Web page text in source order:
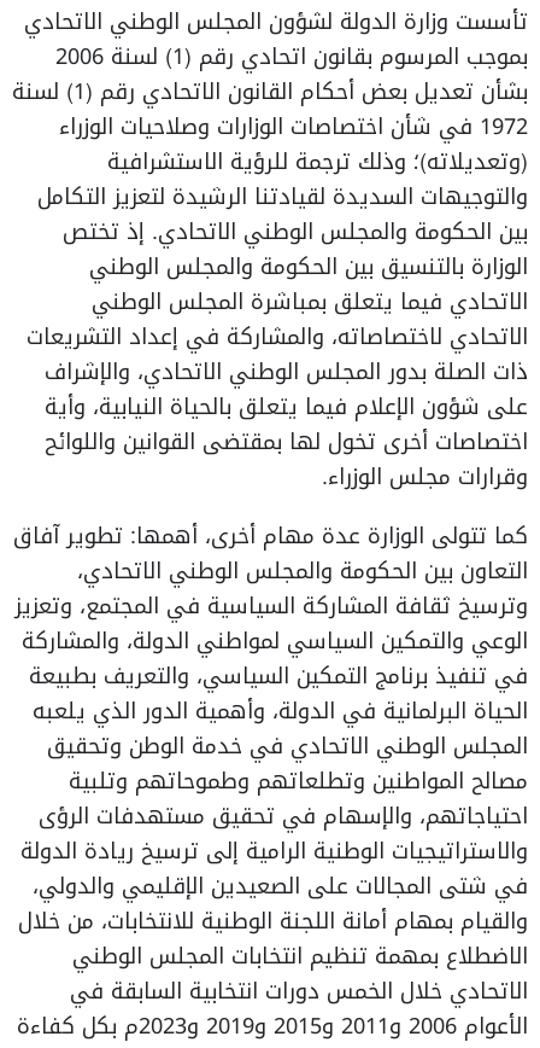
تأسست وزارة الدولة لشؤون المجلس الوطني الاتحادي
بموجب المرسوم بقانون اتحادي رقم (1) لسنة 2006
بشأن تعديل بعض أحكام القانون الاتحادي رقم (1) لسنة
1972 في شأن اختصاصات الوزارات وصلاحيات الوزراء
(وتعديلاته)؛ وذلك ترجمة للرؤية الاستشرافية
والتوجيهات السديدة لقيادتنا الرشيدة لتعزيز التكامل
بين الحكومة والمجلس الوطني الاتحادي. إذ تختص
الوزارة بالتنسيق بين الحكومة والمجلس الوطني
الاتحادي فيما يتعلق بمباشرة المجلس الوطني
الاتحادي لاختصاصاته، والمشاركة في إعداد التشريعات
ذات الصلة بدور المجلس الوطني الاتحادي، والإشراف
على شؤون الإعلام فيما يتعلق بالحياة النيابية، وأية
اختصاصات أخرى تخول لها بمقتضى القوانين واللوائح
وقرارات مجلس الوزراء.
كما تتولى الوزارة عدة مهام أخرى، أهمها: تطوير آفاق
التعاون بين الحكومة والمجلس الوطني الاتحادي،
وترسيخ ثقافة المشاركة السياسية في المجتمع، وتعزيز
الوعي والتمكين السياسي لمواطني الدولة، والمشاركة
في تنفيذ برنامج التمكين السياسي، والتعريف بطبيعة
الحياة البرلمانية في الدولة، وأهمية الدور الذي يلعبه
المجلس الوطني الاتحادي في خدمة الوطن وتحقيق
مصالح المواطنين وتطلعاتهم وطموحاتهم وتلبية
احتياجاتهم، والإسهام في تحقيق مستهدفات الرؤى
والاستراتيجيات الوطنية الرامية إلى ترسيخ ريادة الدولة
في شتى المجالات على الصعيدين الإقليمي والدولي،
والقيام بمهام أمانة اللجنة الوطنية للانتخابات، من خلال
الاضطلاع بمهمة تنظيم انتخابات المجلس الوطني
الاتحادي خلال الخمس دورات انتخابية السابقة في
الأعوام 2006 و2011 و2015 و2019 و2023م بكل كفاءة